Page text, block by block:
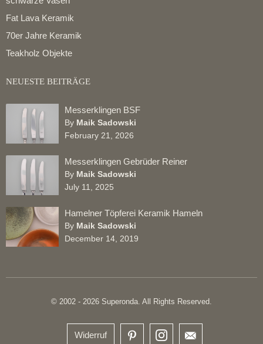
Fat Lava Keramik
70er Jahre Keramik
Teakholz Objekte
NEUESTE BEITRÄGE
Messerklingen BSF
By Maik Sadowski
February 21, 2026
Messerklingen Gebrüder Reiner
By Maik Sadowski
July 11, 2025
Hamelner Töpferei Keramik Hameln
By Maik Sadowski
December 14, 2019
© 2002 - 2026 Superonda. All Rights Reserved.
Widerruf